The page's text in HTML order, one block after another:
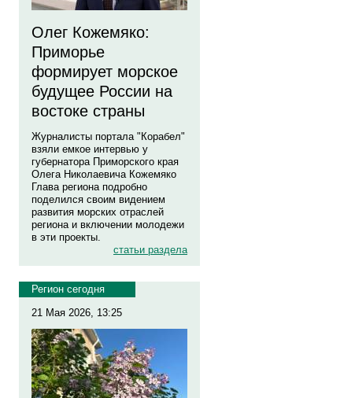
Олег Кожемяко:
Приморье
формирует морское
будущее России на
востоке страны
Журналисты портала "Корабел"
взяли емкое интервью у
губернатора Приморского края
Олега Николаевича Кожемяко
Глава региона подробно
поделился своим видением
развития морских отраслей
региона и включении молодежи
в эти проекты.
статьи раздела
Регион сегодня
21 Мая 2026, 13:25